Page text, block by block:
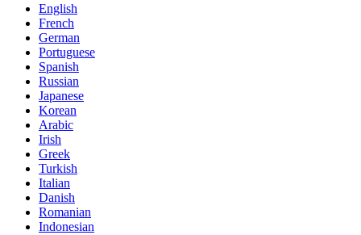
English
French
German
Portuguese
Spanish
Russian
Japanese
Korean
Arabic
Irish
Greek
Turkish
Italian
Danish
Romanian
Indonesian